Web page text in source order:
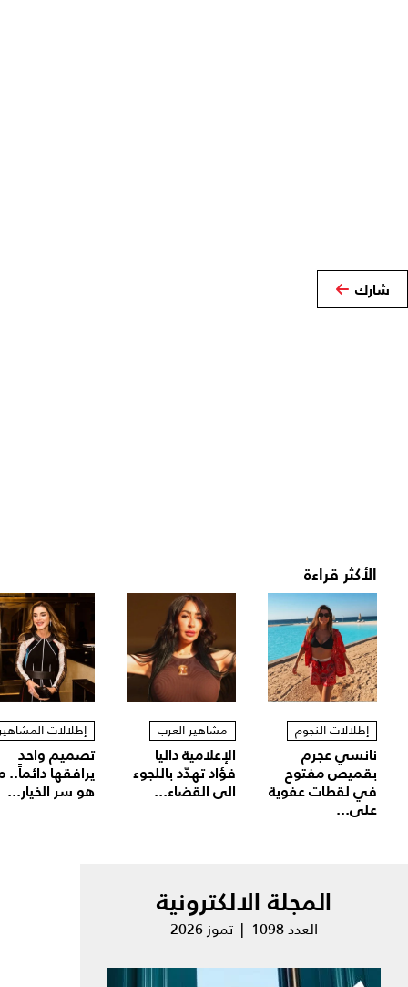
شارك
الأكثر قراءة
إطلالات النجوم
نانسي عجرم
بقميص مفتوح
في لقطات عفوية
على...
مشاهير العرب
الإعلامية داليا
فؤاد تهدّد باللجوء
الى القضاء...
إطلالات
تصميم واحد
يرافقها دائماً..
هو سر الخيار...
المجلة الالكترونية
العدد 1098 | تموز 2026